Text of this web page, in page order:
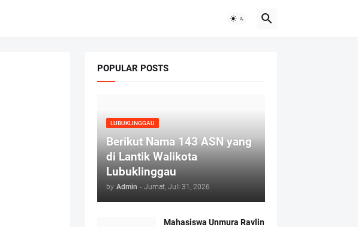
POPULAR POSTS
LUBUKLINGGAU
Berikut Nama 143 ASN yang
di Lantik Walikota
Lubuklinggau
by Admin - Jumat, Juli 31, 2026
Mahasiswa Unmura Ravlin